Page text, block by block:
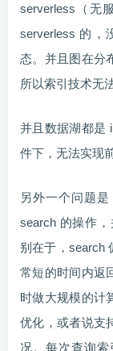
serverless（无
serverless 的，
态。并且图在分
所以索引技术无
并且数据湖都是
件下，无法实现
另外一个问题
search 的操作
别在于，search
常短的时间内返
时做大规模的计
优化，或者说支
况。每次查询